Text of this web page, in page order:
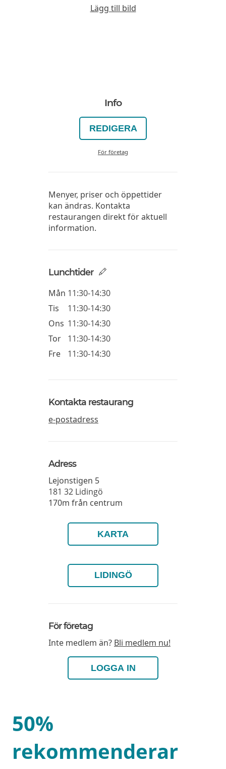
Lägg till bild
Info
REDIGERA
För företag
Menyer, priser och öppettider
kan ändras. Kontakta
restaurangen direkt för aktuell
information.
Lunchtider
Mån 11:30-14:30
Tis
11:30-14:30
Ons 11:30-14:30
Tor
11:30-14:30
Fre
11:30-14:30
Kontakta restaurang
e-postadress
Adress
Lejonstigen 5
181 32 Lidingö
170m från centrum
KARTA
LIDINGÖ
För företag
Inte medlem än? Bli medlem nu!
LOGGA IN
50%
rekommenderar